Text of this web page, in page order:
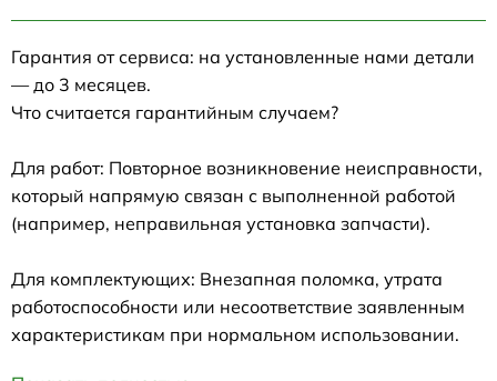
Гарантия от сервиса: на установленные нами детали
— до 3 месяцев.
Что считается гарантийным случаем?
Для работ: Повторное возникновение неисправности,
который напрямую связан с выполненной работой
(например, неправильная установка запчасти).
Для комплектующих: Внезапная поломка, утрата
работоспособности или несоответствие заявленным
характеристикам при нормальном использовании.